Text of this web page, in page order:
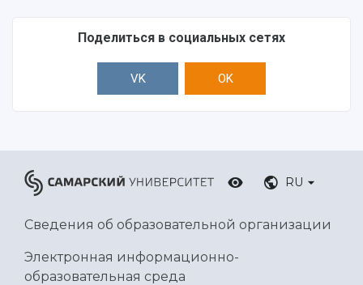
Поделиться в социальных сетях
VK OK
RU
Сведения об образовательной организации
Электронная информационно-
образовательная среда